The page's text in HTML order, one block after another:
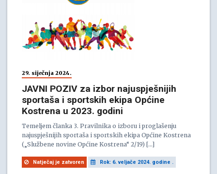
29. siječnja 2024.
JAVNI POZIV za izbor najuspješnijih
sportaša i sportskih ekipa Općine
Kostrena u 2023. godini
Temeljem članka 3. Pravilnika o izboru i proglašenju
najuspješnijih sportaša i sportskih ekipa Općine Kostrena
(„Službene novine Općine Kostrena“ 2/19) […]
Natječaj je zatvoren Rok: 6. veljače 2024. godine .